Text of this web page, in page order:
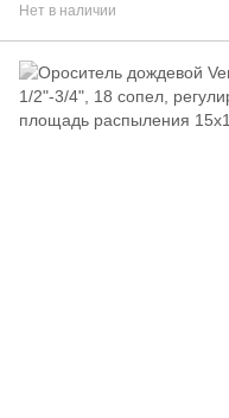
Нет в наличии